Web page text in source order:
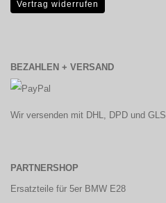
Vertrag widerrufen
BEZAHLEN + VERSAND
Wir versenden mit DHL, DPD und GLS.
PARTNERSHOP
Ersatzteile für 5er BMW E28